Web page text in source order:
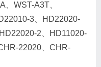
WST-A3T、
3、HD22020-
2、HD11020-
22020、CHR-